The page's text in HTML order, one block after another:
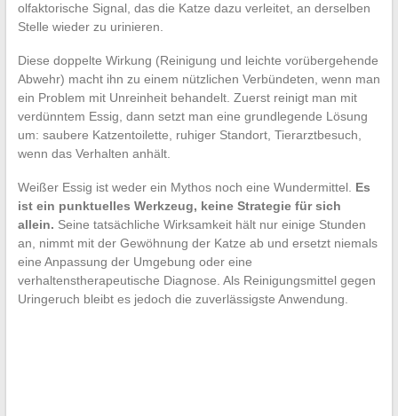
olfaktorische Signal, das die Katze dazu verleitet, an derselben
Stelle wieder zu urinieren.
Diese doppelte Wirkung (Reinigung und leichte vorübergehende
Abwehr) macht ihn zu einem nützlichen Verbündeten, wenn man
ein Problem mit Unreinheit behandelt. Zuerst reinigt man mit
verdünntem Essig, dann setzt man eine grundlegende Lösung
um: saubere Katzentoilette, ruhiger Standort, Tierarztbesuch,
wenn das Verhalten anhält.
Weißer Essig ist weder ein Mythos noch eine Wundermittel. Es
ist ein punktuelles Werkzeug, keine Strategie für sich
allein. Seine tatsächliche Wirksamkeit hält nur einige Stunden
an, nimmt mit der Gewöhnung der Katze ab und ersetzt niemals
eine Anpassung der Umgebung oder eine
verhaltenstherapeutische Diagnose. Als Reinigungsmittel gegen
Uringeruch bleibt es jedoch die zuverlässigste Anwendung.